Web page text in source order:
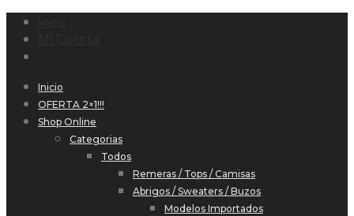
Inicio
OFERTA 2×1!!!
Shop Online
Categorias
Todos
Remeras / Tops / Camisas
Abrigos / Sweaters / Buzos
Modelos Importados